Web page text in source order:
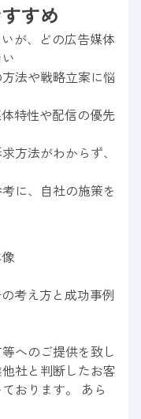
すめ
が、どの広告媒体
法や戦略立案に悩
特性や配信の優先
方法がわからず、
に、自社の施策を
考え方と成功事例
へのご提供を致し
社と判断したお客
おります。 あら